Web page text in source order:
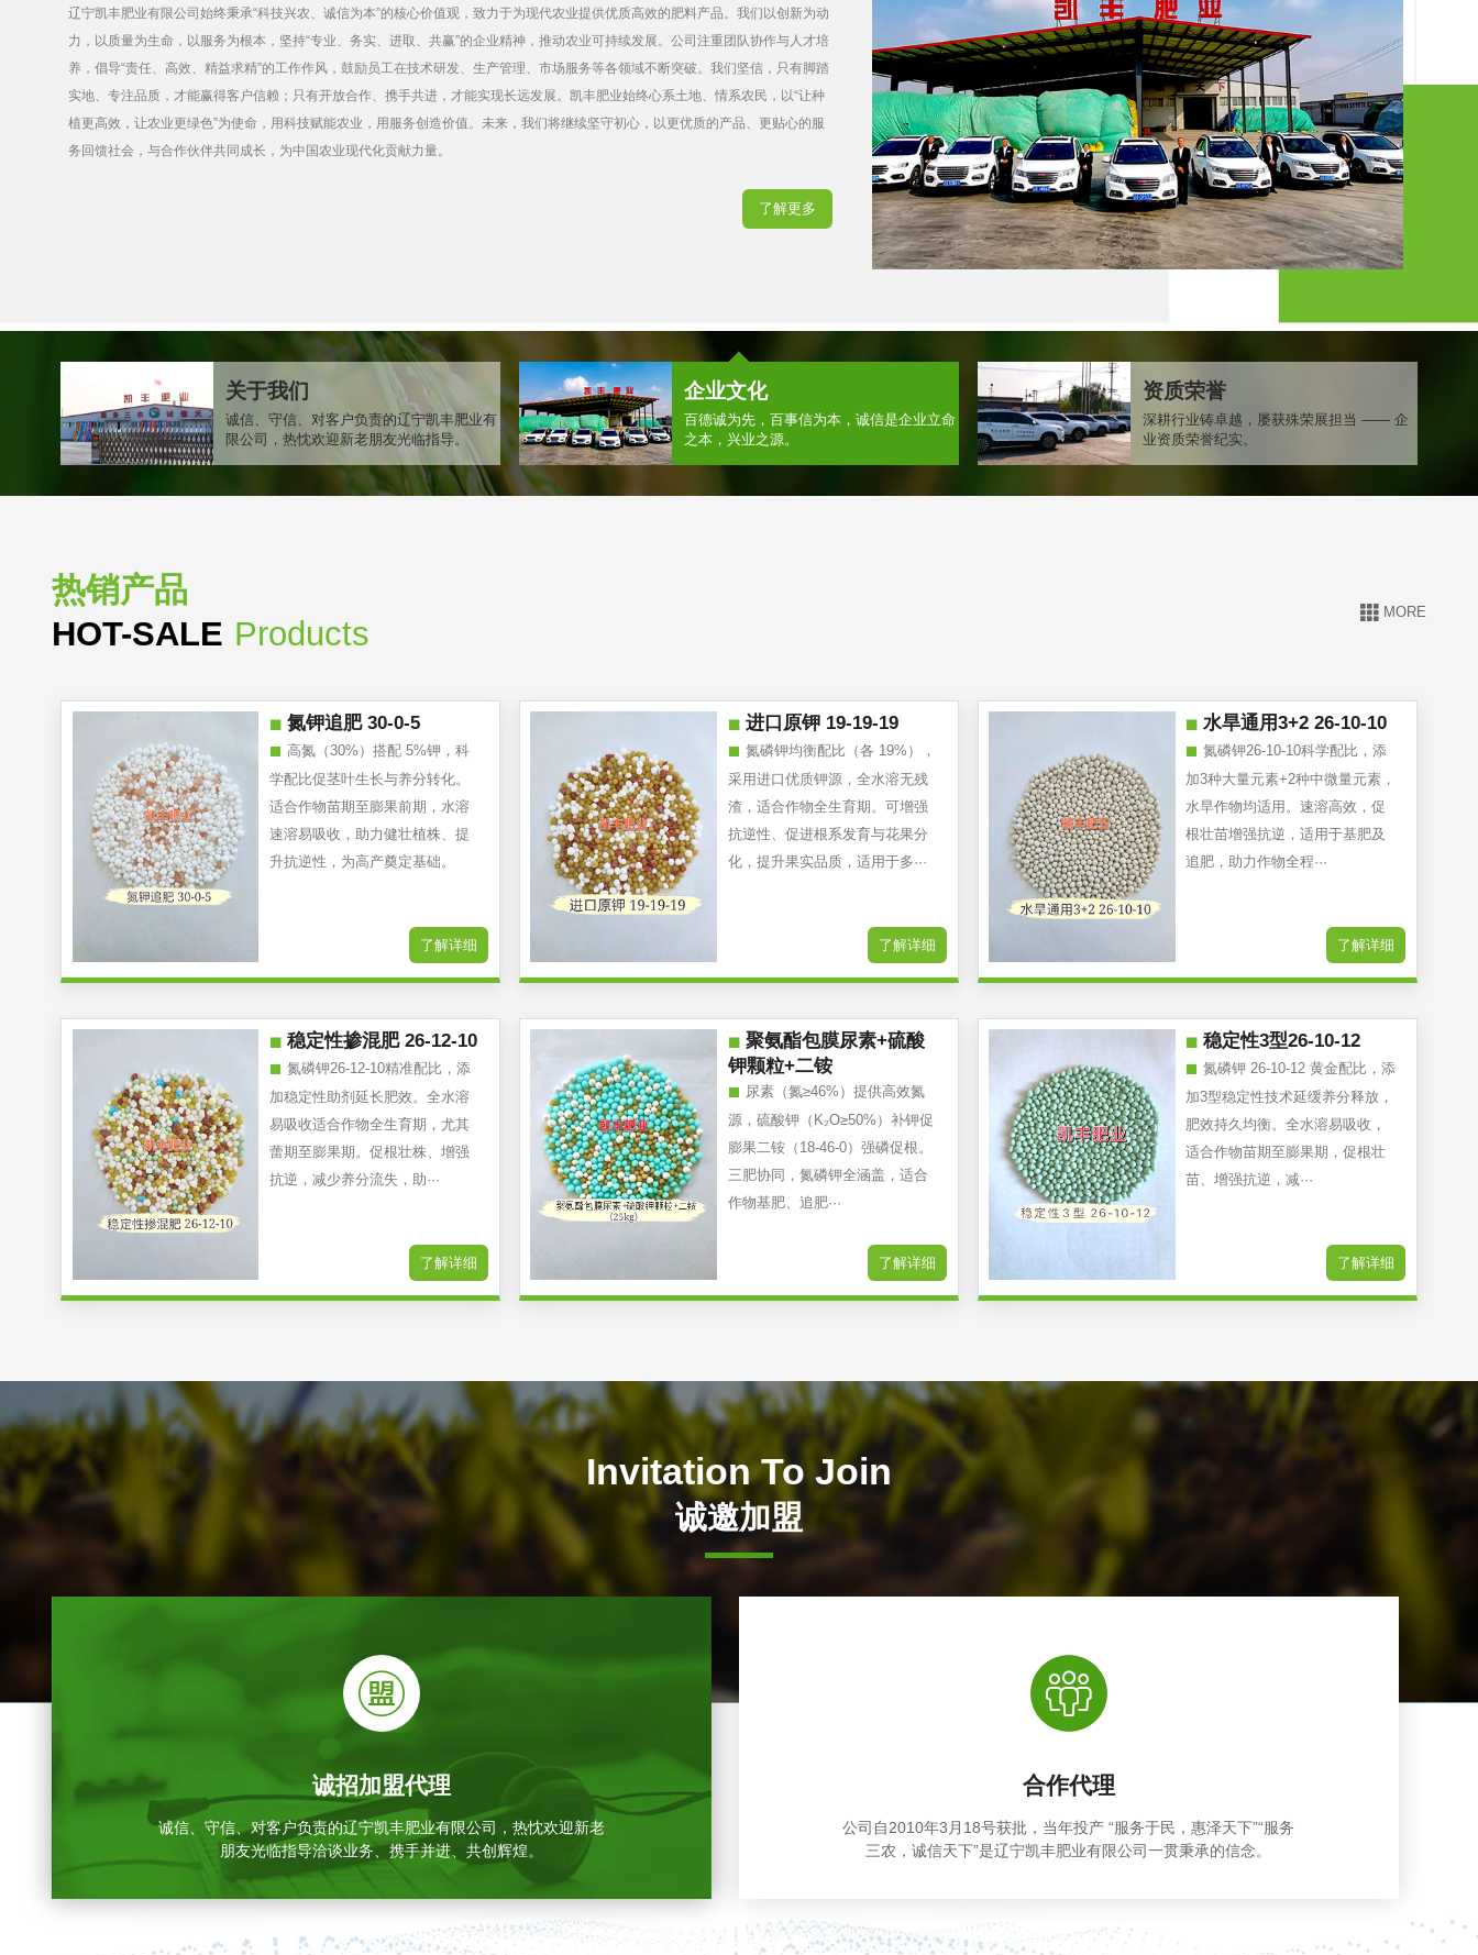
辽宁凯丰肥业有限公司始终以科技创新为驱动，以品质提升为核心，在化肥制造领域树立了卓越的品牌形象。我们拥有一支由资深
农艺师和专业技术人员组成的研发团队，不断优化生产工艺，确保每一粒肥料都凝聚着科技的力量与匠心品质。公司引进行业领先
的氨化造粒、掺混肥料及挤压颗粒生产线，依托智能化控制系统，实现高效、精准、稳定的生产流程，产品性能与田间表现广受农
户信赖。我们坚持严格的品质管理体系，从原料筛选到成品出厂，全程把控，致力于为现代农业提供高效、环保的肥料解决方案。
立足东北肥沃黑土，辐射全国农业市场，凯丰肥业以完善的物流网络与贴心的农化服务，助力作物丰产、农民增收。未来，我们将
继续深耕绿色农业领域，以创新技术、可靠产品和诚信经营，推动中国农业可持续发展，与合作伙伴携手共创丰收未来。
了解更多
关于我们
诚信、守信、对客户负责的辽宁凯丰肥业有
限公司，热忱欢迎新老朋友光临指导。
企业文化
百德诚为先，百事信为本，诚信是企业立命
之本，兴业之源。
资质荣誉
深耕行业铸卓越，屡获殊荣展担当 —— 企
业资质荣誉纪实。
热销产品
HOT-SALE Products
MORE
氮钾追肥 30-0-5
高氮（30%）搭配 5%钾，科
学配比促茎叶生长与养分转化。
适合作物苗期至膨果前期，水溶
速溶易吸收，助力健壮植株、提
升抗逆性，为高产奠定基础。
了解详细
进口原钾 19-19-19
氮磷钾均衡配比（各 19%），
采用进口优质钾源，全水溶无残
渣，适合作物全生育期。可增强
抗逆性、促进根系发育与花果分
化，提升果实品质，适用于多···
了解详细
水旱通用3+2 26-10-10
氮磷钾26-10-10科学配比，添
加3种大量元素+2种中微量元素，
水旱作物均适用。速溶高效，促
根壮苗增强抗逆，适用于基肥及
追肥，助力作物全程···
了解详细
稳定性掺混肥 26-12-10
氮磷钾26-12-10精准配比，添
加稳定性助剂延长肥效。全水溶
易吸收适合作物全生育期，尤其
蕾期至膨果期。促根壮株、增强
抗逆，减少养分流失，助···
了解详细
聚氨酯包膜尿素+硫酸
钾颗粒+二铵
尿素（氮≥46%）提供高效氮
源，硫酸钾（K₂O≥50%）补钾促
膨果二铵（18-46-0）强磷促根。
三肥协同，氮磷钾全涵盖，适合
作物基肥、追肥···
了解详细
稳定性3型26-10-12
氮磷钾 26-10-12 黄金配比，添
加3型稳定性技术延缓养分释放，
肥效持久均衡。全水溶易吸收，
适合作物苗期至膨果期，促根壮
苗、增强抗逆，减···
了解详细
Invitation To Join
诚邀加盟
诚招加盟代理
诚信、守信、对客户负责的辽宁凯丰肥业有限公司，热忱欢迎新老
朋友光临指导洽谈业务、携手并进、共创辉煌。
合作代理
公司自2010年3月18号获批，当年投产 “服务于民，惠泽天下”“服务
三农，诚信天下”是辽宁凯丰肥业有限公司一贯秉承的信念。